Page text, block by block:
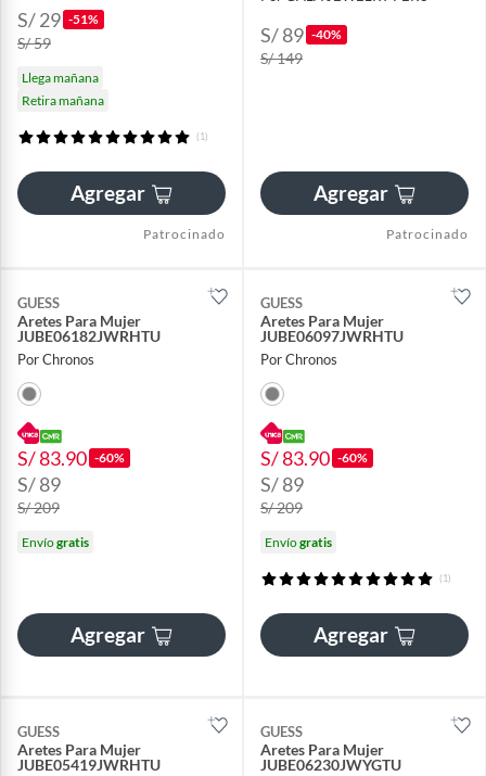
S/ 29 -51%
S/ 59
Llega mañana
Retira mañana
(1)
Agregar
Patrocinado
S/ 89 -40%
S/ 149
Agregar
Patrocinado
GUESS
Aretes Para Mujer
JUBE06182JWRHTU
Por Chronos
S/ 83.90 -60%
S/ 89
S/ 209
Envíogratis
Agregar
GUESS
Aretes Para Mujer
JUBE06097JWRHTU
Por Chronos
S/ 83.90 -60%
S/ 89
S/ 209
Envíogratis
(1)
Agregar
GUESS
Aretes Para Mujer
JUBE05419JWRHTU
GUESS
Aretes Para Mujer
JUBE06230JWYGTU